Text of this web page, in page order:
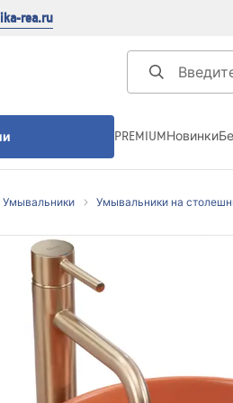
rea.ru
для душа
PREMIUMНовинки
Умывальники Умывальники на